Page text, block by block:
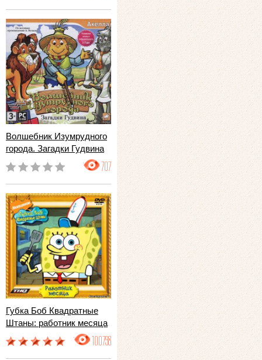
Волшебник Изумрудного
города. Загадки Гудвина
707
Губка Боб Квадратные
Штаны: работник месяца
100798